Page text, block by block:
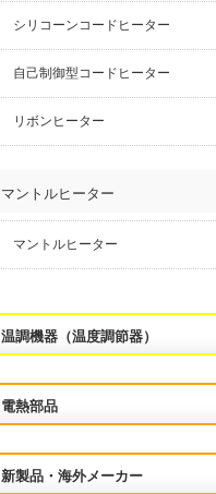
シリコーンコードヒーター
自己制御型コードヒーター
リボンヒーター
マントルヒーター
マントルヒーター
温調機器（温度調節器）
電熱部品
新製品・海外メーカー